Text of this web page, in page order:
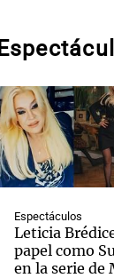
Espectáculos
Leticia
papel como
en la serie de